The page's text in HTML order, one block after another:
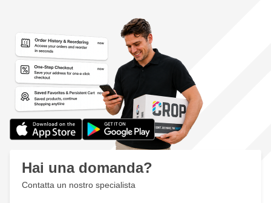
Hai una domanda?
Contatta un nostro specialista